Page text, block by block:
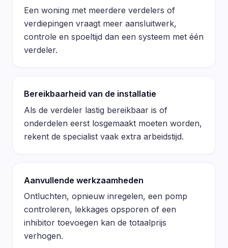
Een woning met meerdere verdelers of
verdiepingen vraagt meer aansluitwerk,
controle en spoeltijd dan een systeem met één
verdeler.
Bereikbaarheid van de installatie
Als de verdeler lastig bereikbaar is of
onderdelen eerst losgemaakt moeten worden,
rekent de specialist vaak extra arbeidstijd.
Aanvullende werkzaamheden
Ontluchten, opnieuw inregelen, een pomp
controleren, lekkages opsporen of een
inhibitor toevoegen kan de totaalprijs
verhogen.